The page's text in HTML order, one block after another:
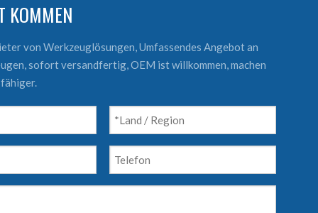
KOMMEN
von Werkzeuglösungen, Umfassendes Angebot an
sofort versandfertig, OEM ist willkommen, machen